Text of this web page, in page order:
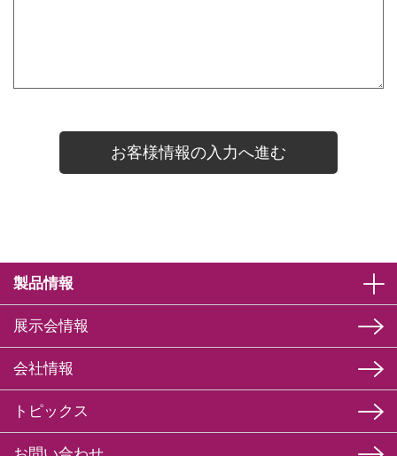
製品情報
展示会情報
会社情報
トピックス